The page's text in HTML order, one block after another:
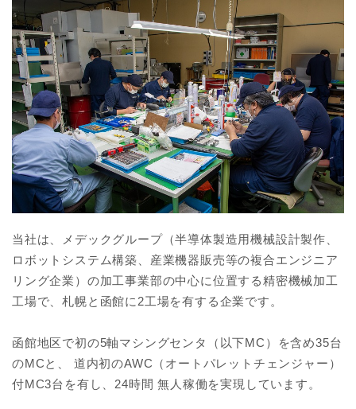
当社は、メデックグループ（半導体製造用機械設計製作、
ロボットシステム構築、産業機器販売等の複合エンジニア
リング企業）の加工事業部の中心に位置する精密機械加工
工場で、札幌と函館に2工場を有する企業です。
函館地区で初の5軸マシングセンタ（以下MC）を含め35台
のMCと、 道内初のAWC（オートパレットチェンジャー）
付MC3台を有し、24時間 無人稼働を実現しています。